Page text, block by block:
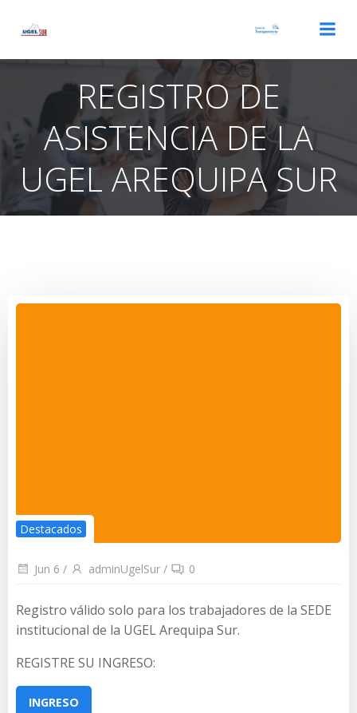
REGISTRO DE
ASISTENCIA DE LA
UGEL AREQUIPA SUR
Destacados
Jun 6 / adminUgelSur / 0
Registro válido solo para los trabajadores de la SEDE
institucional de la UGEL Arequipa Sur.
REGISTRE SU INGRESO:
INGRESO